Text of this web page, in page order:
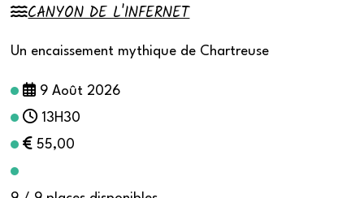
CANYON DE L'INFERNET
Un encaissement mythique de Chartreuse
9 Août 2026
13H30
55,00